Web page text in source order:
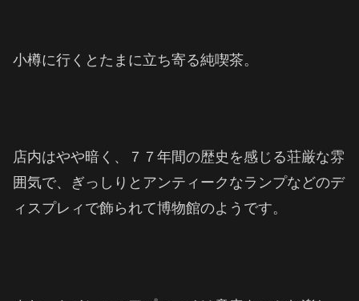
小樽に行くとたまに立ち寄る純喫茶。
店内はやや暗く、７７年間の歴史を感じる荘厳な雰
囲気で、ぎっしりとアンティークなランプなどのデ
ィスプレィで飾られて博物館のようです。